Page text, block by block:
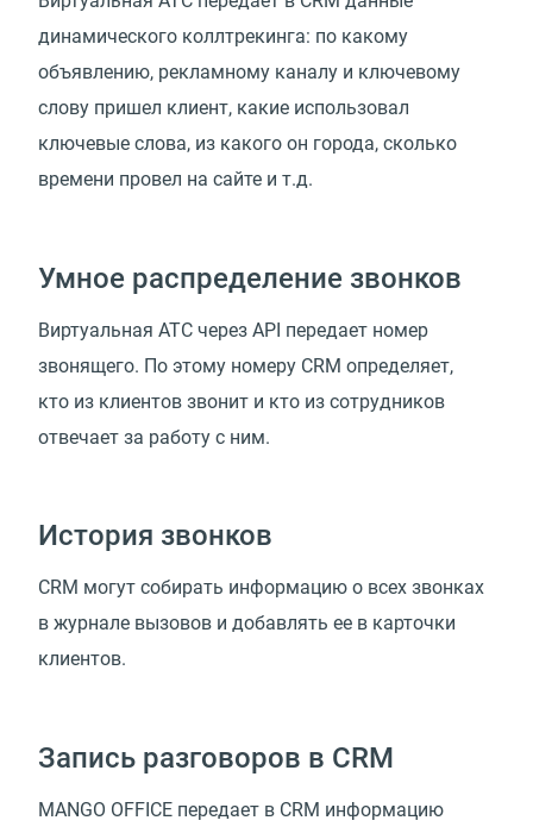
динамического коллтрекинга: по какому
объявлению, рекламному каналу и ключевому
слову пришел клиент, какие использовал
ключевые слова, из какого он города, сколько
времени провел на сайте и т.д.
Умное распределение звонков
Виртуальная АТС через API передает номер
звонящего. По этому номеру CRM определяет,
кто из клиентов звонит и кто из сотрудников
отвечает за работу с ним.
История звонков
CRM могут собирать информацию о всех звонках
в журнале вызовов и добавлять ее в карточки
клиентов.
Запись разговоров в CRM
MANGO OFFICE передает в CRM информацию